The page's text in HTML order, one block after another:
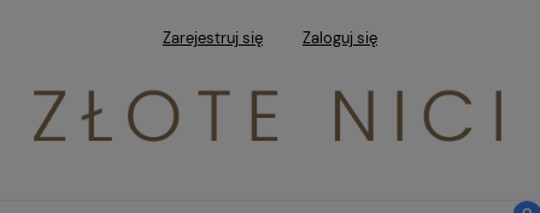
Zarejestruj się Zaloguj się